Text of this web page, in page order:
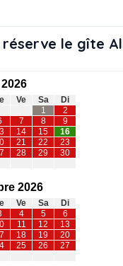
réserve le gîte